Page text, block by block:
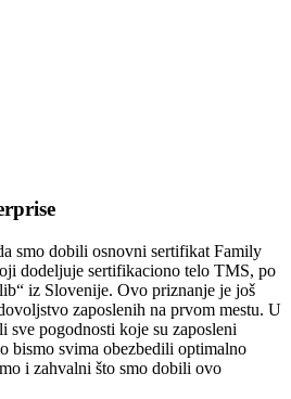
smo dobili osnovni sertifikat Family
dodeljuje sertifikaciono telo TMS, po
iz Slovenije. Ovo priznanje je još
zaposlenih na prvom mestu. U
sve pogodnosti koje su zaposleni
bismo svima obezbedili optimalno
i zahvalni što smo dobili ovo